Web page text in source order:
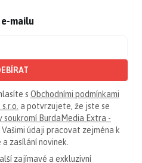
mailu
s Obchodními podmínkami
a potvrzujete, že jste se
soukromí BurdaMedia Extra -
Vašimi údaji pracovat zejména k
zasílání novinek.
zajímavé a exkluzivní